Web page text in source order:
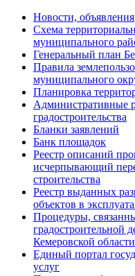
Новости, объявления
Схема
муниципального
Генеральный план
Правила
муниципального
Планировка
Административные
градостроительства
Бланки заявлений
Банк площадок
Реестр описаний
исчерпывающий
строительства
Реестр выданных
объектов в
Процедуры,
градостроительной
Кемеровской области
Единый портал
услуг